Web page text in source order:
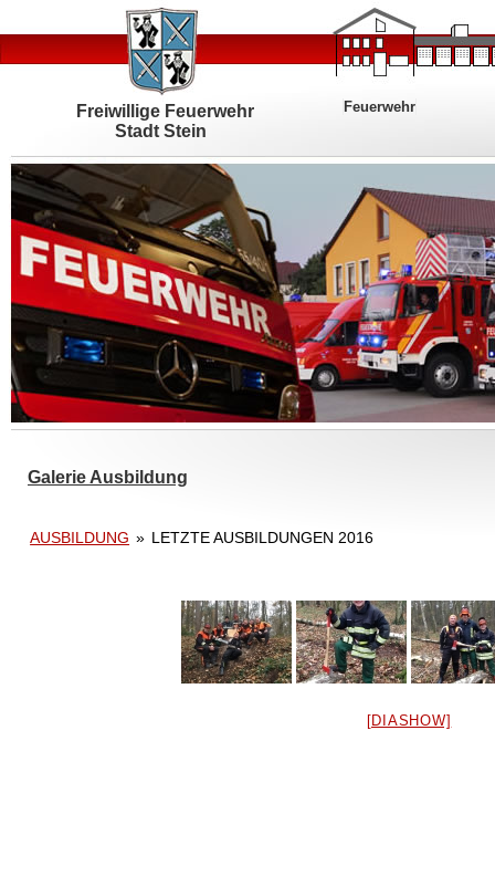
Freiwillige Feuerwehr
Stadt Stein
Feuerwehr
Galerie Ausbildung
AUSBILDUNG » LETZTE AUSBILDUNGEN 2016
[DIASHOW]